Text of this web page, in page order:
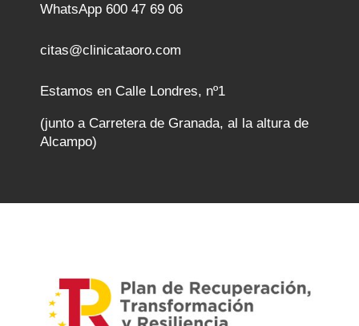
WhatsApp 600 47 69 06
citas@clinicataoro.com
Estamos en Calle Londres, nº1
(junto a Carretera de Granada, al la altura de
Alcampo)